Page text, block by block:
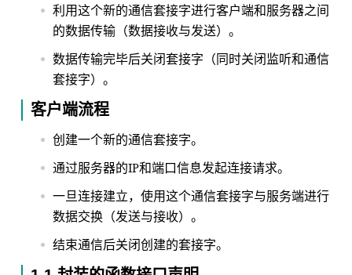
利用这个新的通信套接字进行客户端和服务器之间
的数据传输（数据接收与发送）。
数据传输完毕后关闭套接字（同时关闭监听和通信
套接字）。
客户端流程
创建一个新的通信套接字。
通过服务器的IP和端口信息发起连接请求。
一旦连接建立，使用这个通信套接字与服务端进行
数据交换（发送与接收）。
结束通信后关闭创建的套接字。